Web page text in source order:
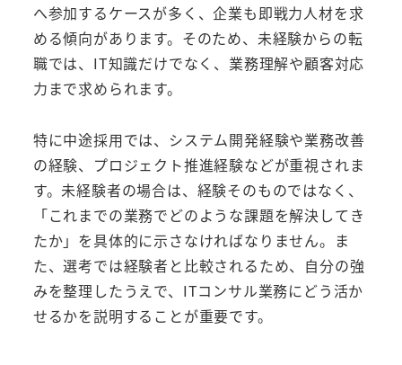
へ参加するケースが多く、企業も即戦力人材を求
める傾向があります。そのため、未経験からの転
職では、IT知識だけでなく、業務理解や顧客対応
力まで求められます。
特に中途採用では、システム開発経験や業務改善
の経験、プロジェクト推進経験などが重視されま
す。未経験者の場合は、経験そのものではなく、
「これまでの業務でどのような課題を解決してき
たか」を具体的に示さなければなりません。ま
た、選考では経験者と比較されるため、自分の強
みを整理したうえで、ITコンサル業務にどう活か
せるかを説明することが重要です。